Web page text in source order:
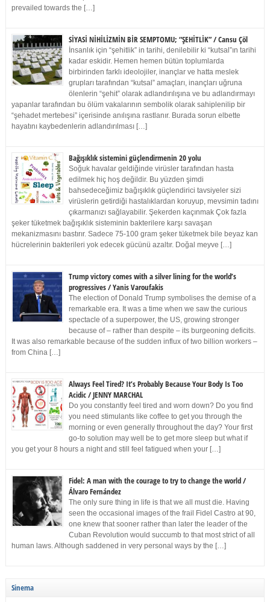
prevailed towards the […]
SİYASİ NİHİLİZMİN BİR SEMPTOMU; “ŞEHİTLİK” / Cansu Çöl
İnsanlık için “şehitlik” in tarihi, denilebilir ki “kutsal”ın tarihi
kadar eskidir. Hemen hemen bütün toplumlarda
birbirinden farklı ideolojiler, inançlar ve hatta meslek
grupları tarafından “kutsal” amaçları, inançları uğruna
ölenlerin “şehit” olarak adlandırılışına ve bu adlandırmayı
yapanlar tarafından bu ölüm vakalarının sembolik olarak sahiplenilip bir
“şehadet mertebesi” içerisinde anılışına rastlanır. Burada sorun elbette
hayatını kaybedenlerin adlandırılması […]
Bağışıklık sistemini güçlendirmenin 20 yolu
Soğuk havalar geldiğinde virüsler tarafından hasta
edilmek hiç hoş değildir. Bu yüzden şimdi
bahsedeceğimiz bağışıklık güçlendirici tavsiyeler sizi
virüslerin getirdiği hastalıklardan koruyup, mevsimin tadını
çıkarmanızı sağlayabilir. Şekerden kaçınmak Çok fazla
şeker tüketmek bağışıklık sisteminin bakterilere karşı savaşan
mekanizmasını bastırır. Sadece 75-100 gram şeker tüketmek bile beyaz kan
hücrelerinin bakterileri yok edecek gücünü azaltır. Doğal meyve […]
Trump victory comes with a silver lining for the world’s
progressives / Yanis Varoufakis
The election of Donald Trump symbolises the demise of a
remarkable era. It was a time when we saw the curious
spectacle of a superpower, the US, growing stronger
because of – rather than despite – its burgeoning deficits.
It was also remarkable because of the sudden influx of two billion workers –
from China […]
Always Feel Tired? It’s Probably Because Your Body Is Too
Acidic / JENNY MARCHAL
Do you constantly feel tired and worn down? Do you find
you need stimulants like coffee to get you through the
morning or even generally throughout the day? Your first
go-to solution may well be to get more sleep but what if
you get your 8 hours a night and still feel fatigued when your […]
Fidel: A man with the courage to try to change the world /
Álvaro Fernández
The only sure thing in life is that we all must die. Having
seen the occasional images of the frail Fidel Castro at 90,
one knew that sooner rather than later the leader of the
Cuban Revolution would succumb to that most strict of all
human laws. Although saddened in very personal ways by the […]
Sinema